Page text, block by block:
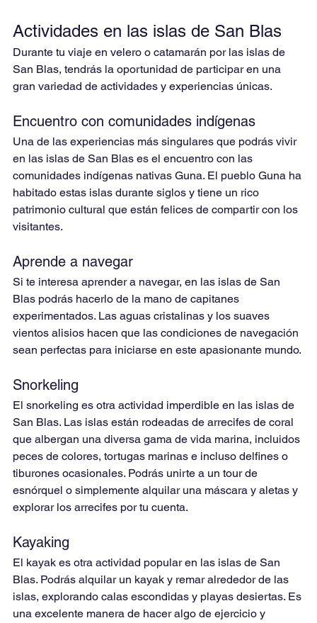
Actividades en las islas de San Blas
Durante tu viaje en velero o catamarán por las islas de
San Blas, tendrás la oportunidad de participar en una
gran variedad de actividades y experiencias únicas.
Encuentro con comunidades indígenas
Una de las experiencias más singulares que podrás vivir
en las islas de San Blas es el encuentro con las
comunidades indígenas nativas Guna. El pueblo Guna ha
habitado estas islas durante siglos y tiene un rico
patrimonio cultural que están felices de compartir con los
visitantes.
Aprende a navegar
Si te interesa aprender a navegar, en las islas de San
Blas podrás hacerlo de la mano de capitanes
experimentados. Las aguas cristalinas y los suaves
vientos alisios hacen que las condiciones de navegación
sean perfectas para iniciarse en este apasionante mundo.
Snorkeling
El snorkeling es otra actividad imperdible en las islas de
San Blas. Las islas están rodeadas de arrecifes de coral
que albergan una diversa gama de vida marina, incluidos
peces de colores, tortugas marinas e incluso delfines o
tiburones ocasionales. Podrás unirte a un tour de
esnórquel o simplemente alquilar una máscara y aletas y
explorar los arrecifes por tu cuenta.
Kayaking
El kayak es otra actividad popular en las islas de San
Blas. Podrás alquilar un kayak y remar alrededor de las
islas, explorando calas escondidas y playas desiertas. Es
una excelente manera de hacer algo de ejercicio y